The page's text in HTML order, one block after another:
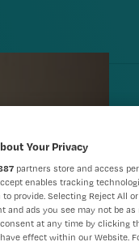
Your Privacy
partners store and access
enables tracking
to provide. Selecting Reject All
and ads you see may not be
at any time by clicking
effect within our Website.